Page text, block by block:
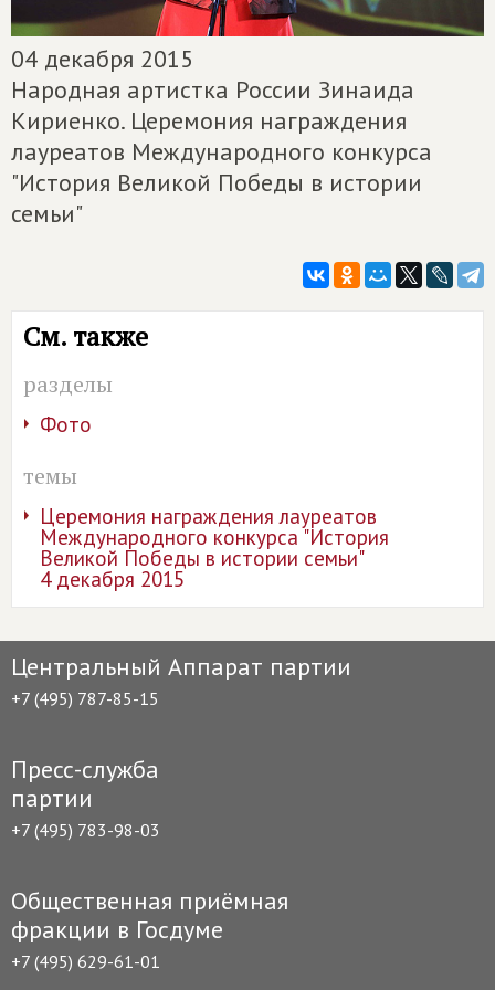
04 декабря 2015
Народная артистка России Зинаида
Кириенко. Церемония награждения
лауреатов Международного конкурса
"История Великой Победы в истории
семьи"
См. также
разделы
Фото
темы
Церемония награждения лауреатов
Международного конкурса "История
Великой Победы в истории семьи"
4 декабря 2015
Центральный Аппарат партии
+7 (495) 787-85-15
Пресс-служба
партии
+7 (495) 783-98-03
Общественная приёмная
фракции в Госдуме
+7 (495) 629-61-01